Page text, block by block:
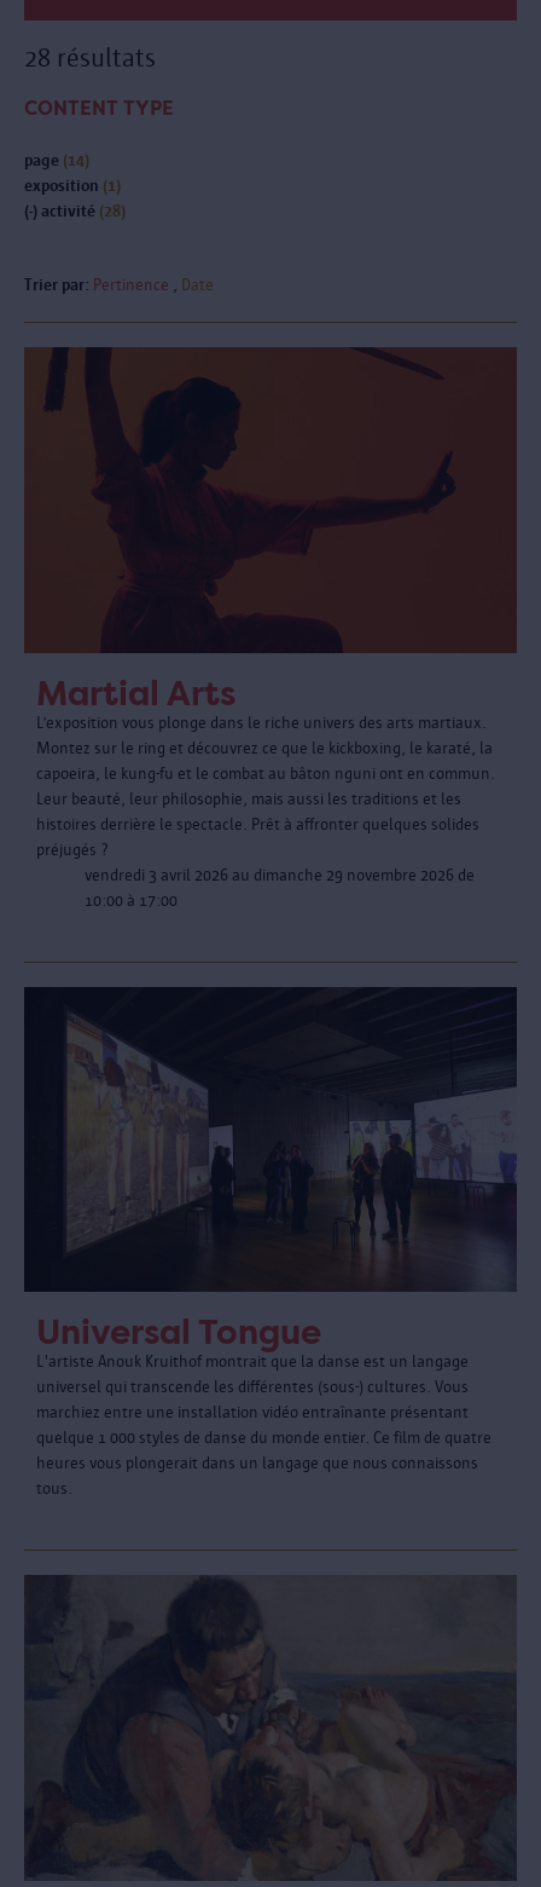
28 résultats
CONTENT TYPE
page (14)
exposition (1)
(-) activité (28)
Trier par: Pertinence Date
Martial Arts
L’exposition vous plonge dans le riche univers des arts martiaux.
Montez sur le ring et découvrez ce que le kickboxing, le karaté, la
capoeira, le kung-fu et le combat au bâton nguni ont en commun.
Leur beauté, leur philosophie, mais aussi les traditions et les
histoires derrière le spectacle. Prêt à affronter quelques solides
préjugés ?
vendredi 3 avril 2026 au dimanche 29 novembre 2026 de
10:00 à 17:00
Universal Tongue
L'artiste Anouk Kruithof montrait que la danse est un langage
universel qui transcende les différentes (sous-) cultures. Vous
marchiez entre une installation vidéo entraînante présentant
quelque 1 000 styles de danse du monde entier. Ce film de quatre
heures vous plongerait dans un langage que nous connaissons
tous.